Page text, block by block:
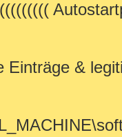
Einträge &